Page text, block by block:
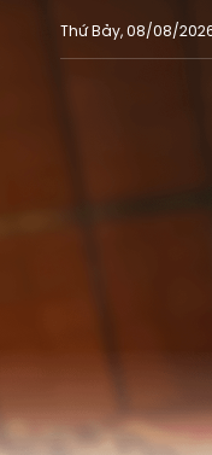
Thứ Bảy, 08/08/